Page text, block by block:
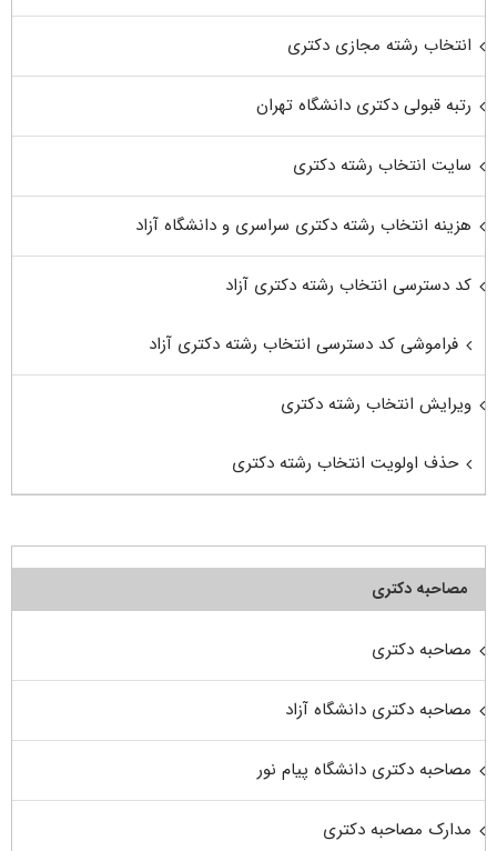
انتخاب رشته مجازی دکتری
رتبه قبولی دکتری دانشگاه تهران
سایت انتخاب رشته دکتری
هزینه انتخاب رشته دکتری سراسری و دانشگاه آزاد
کد دسترسی انتخاب رشته دکتری آزاد
فراموشی کد دسترسی انتخاب رشته دکتری آزاد
ویرایش انتخاب رشته دکتری
حذف اولویت انتخاب رشته دکتری
مصاحبه دکتری
مصاحبه دکتری
مصاحبه دکتری دانشگاه آزاد
مصاحبه دکتری دانشگاه پیام نور
مدارک مصاحبه دکتری